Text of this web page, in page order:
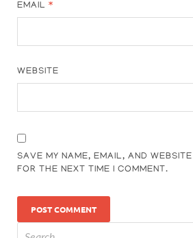
EMAIL*
WEBSITE
SAVE MY NAME, EMAIL, AND
FOR THE NEXT TIME I COMMENT.